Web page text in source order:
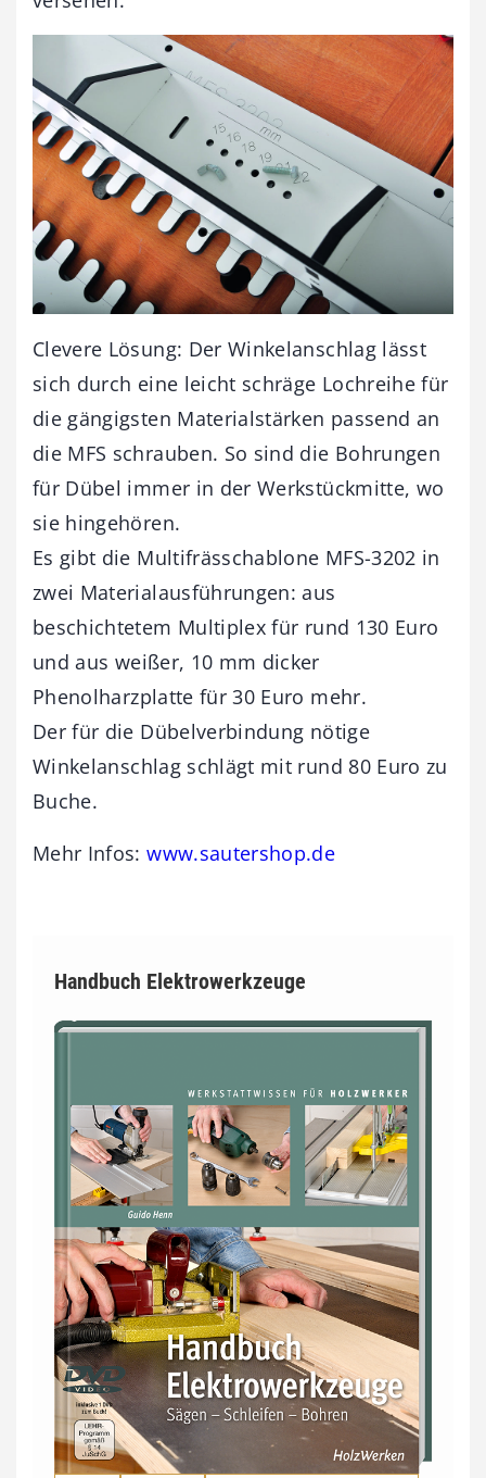
Clevere Lösung: Der Winkelanschlag lässt
sich durch eine leicht schräge Lochreihe für
die gängigsten Materialstärken passend an
die MFS schrauben. So sind die Bohrungen
für Dübel immer in der Werkstückmitte, wo
sie hingehören.
Es gibt die Multifrässchablone MFS-3202 in
zwei Materialausführungen: aus
beschichtetem Multiplex für rund 130 Euro
und aus weißer, 10 mm dicker
Phenolharzplatte für 30 Euro mehr.
Der für die Dübelverbindung nötige
Winkelanschlag schlägt mit rund 80 Euro zu
Buche.
Mehr Infos:www.sautershop.de
Handbuch Elektrowerkzeuge